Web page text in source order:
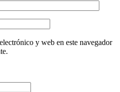
y web en este navegador